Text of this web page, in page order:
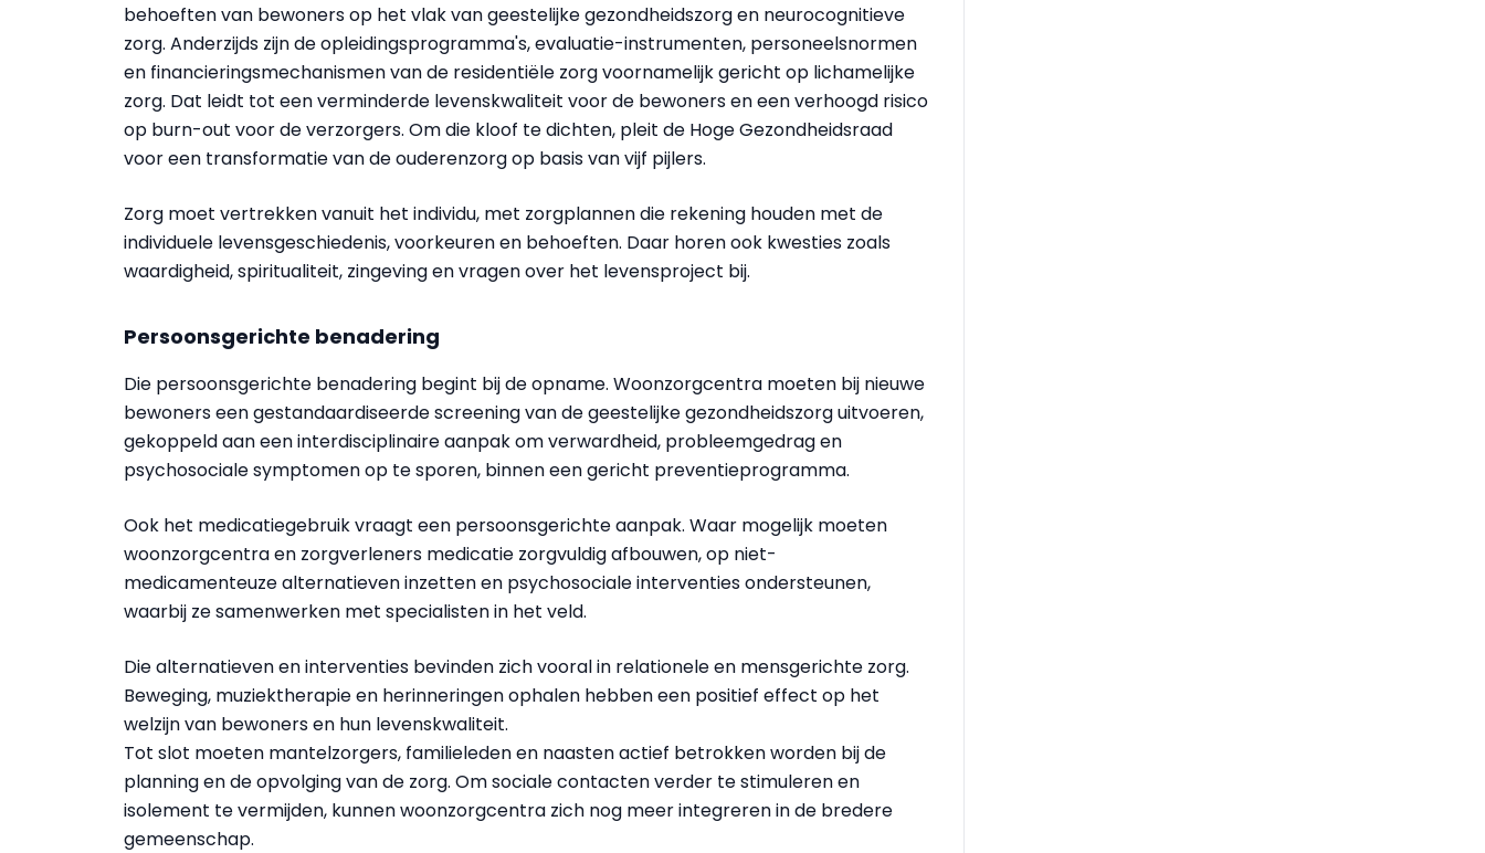
behoeften van bewoners op het vlak van geestelijke gezondheidszorg en neurocognitieve
zorg. Anderzijds zijn de opleidingsprogramma's, evaluatie-instrumenten, personeelsnormen
en financieringsmechanismen van de residentiële zorg voornamelijk gericht op lichamelijke
zorg. Dat leidt tot een verminderde levenskwaliteit voor de bewoners en een verhoogd risico
op burn-out voor de verzorgers. Om die kloof te dichten, pleit de Hoge Gezondheidsraad
voor een transformatie van de ouderenzorg op basis van vijf pijlers.
Zorg moet vertrekken vanuit het individu, met zorgplannen die rekening houden met de
individuele levensgeschiedenis, voorkeuren en behoeften. Daar horen ook kwesties zoals
waardigheid, spiritualiteit, zingeving en vragen over het levensproject bij.
Persoonsgerichte benadering
Die persoonsgerichte benadering begint bij de opname. Woonzorgcentra moeten bij nieuwe
bewoners een gestandaardiseerde screening van de geestelijke gezondheidszorg uitvoeren,
gekoppeld aan een interdisciplinaire aanpak om verwardheid, probleemgedrag en
psychosociale symptomen op te sporen, binnen een gericht preventieprogramma.
Ook het medicatiegebruik vraagt een persoonsgerichte aanpak. Waar mogelijk moeten
woonzorgcentra en zorgverleners medicatie zorgvuldig afbouwen, op niet-
medicamenteuze alternatieven inzetten en psychosociale interventies ondersteunen,
waarbij ze samenwerken met specialisten in het veld.
Die alternatieven en interventies bevinden zich vooral in relationele en mensgerichte zorg.
Beweging, muziektherapie en herinneringen ophalen hebben een positief effect op het
welzijn van bewoners en hun levenskwaliteit.
Tot slot moeten mantelzorgers, familieleden en naasten actief betrokken worden bij de
planning en de opvolging van de zorg. Om sociale contacten verder te stimuleren en
isolement te vermijden, kunnen woonzorgcentra zich nog meer integreren in de bredere
gemeenschap.